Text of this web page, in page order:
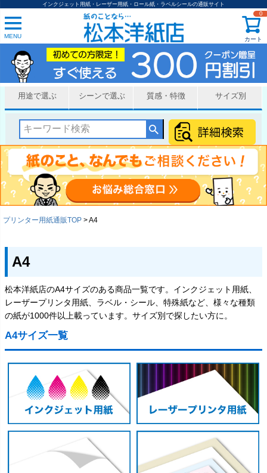
インクジェット用紙・レーザー用紙・ロール紙・ラベルシールの通販サイト
MENU カート
0
用途で選ぶ シーンで選ぶ 質感・特徴 サイズ別
プリンター用紙通販TOP A4
A4
松本洋紙店のA4サイズのある商品一覧です。インクジェット用紙、
レーザープリンタ用紙、ラベル・シール、特殊紙など、様々な種類
の紙が1000件以上載っています。サイズ別で探したい方に。
A4サイズ一覧